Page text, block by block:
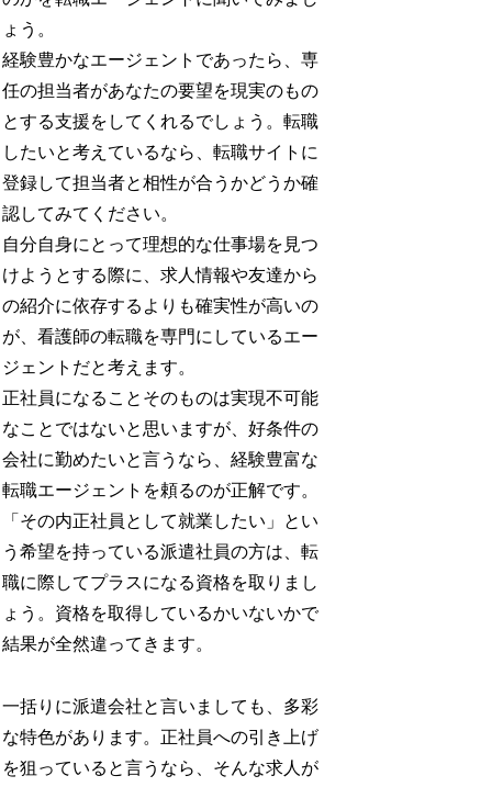
ょう。
経験豊かなエージェントであったら、専
任の担当者があなたの要望を現実のもの
とする支援をしてくれるでしょう。転職
したいと考えているなら、転職サイトに
登録して担当者と相性が合うかどうか確
認してみてください。
自分自身にとって理想的な仕事場を見つ
けようとする際に、求人情報や友達から
の紹介に依存するよりも確実性が高いの
が、看護師の転職を専門にしているエー
ジェントだと考えます。
正社員になることそのものは実現不可能
なことではないと思いますが、好条件の
会社に勤めたいと言うなら、経験豊富な
転職エージェントを頼るのが正解です。
「その内正社員として就業したい」とい
う希望を持っている派遣社員の方は、転
職に際してプラスになる資格を取りまし
ょう。資格を取得しているかいないかで
結果が全然違ってきます。
一括りに派遣会社と言いましても、多彩
な特色があります。正社員への引き上げ
を狙っていると言うなら、そんな求人が